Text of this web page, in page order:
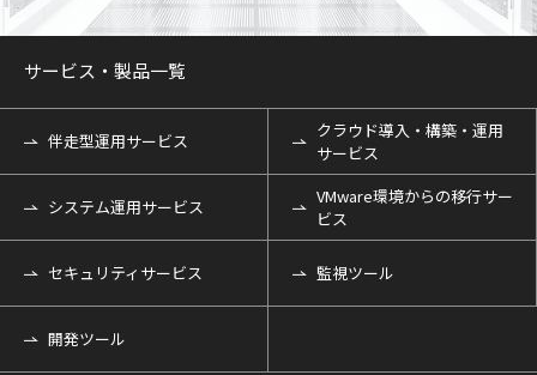
サービス・製品一覧
伴走型運用サービス
クラウド導入・構築・運用
サービス
システム運用サービス
VMware環境からの移行サー
ビス
セキュリティサービス 監視ツール
開発ツール